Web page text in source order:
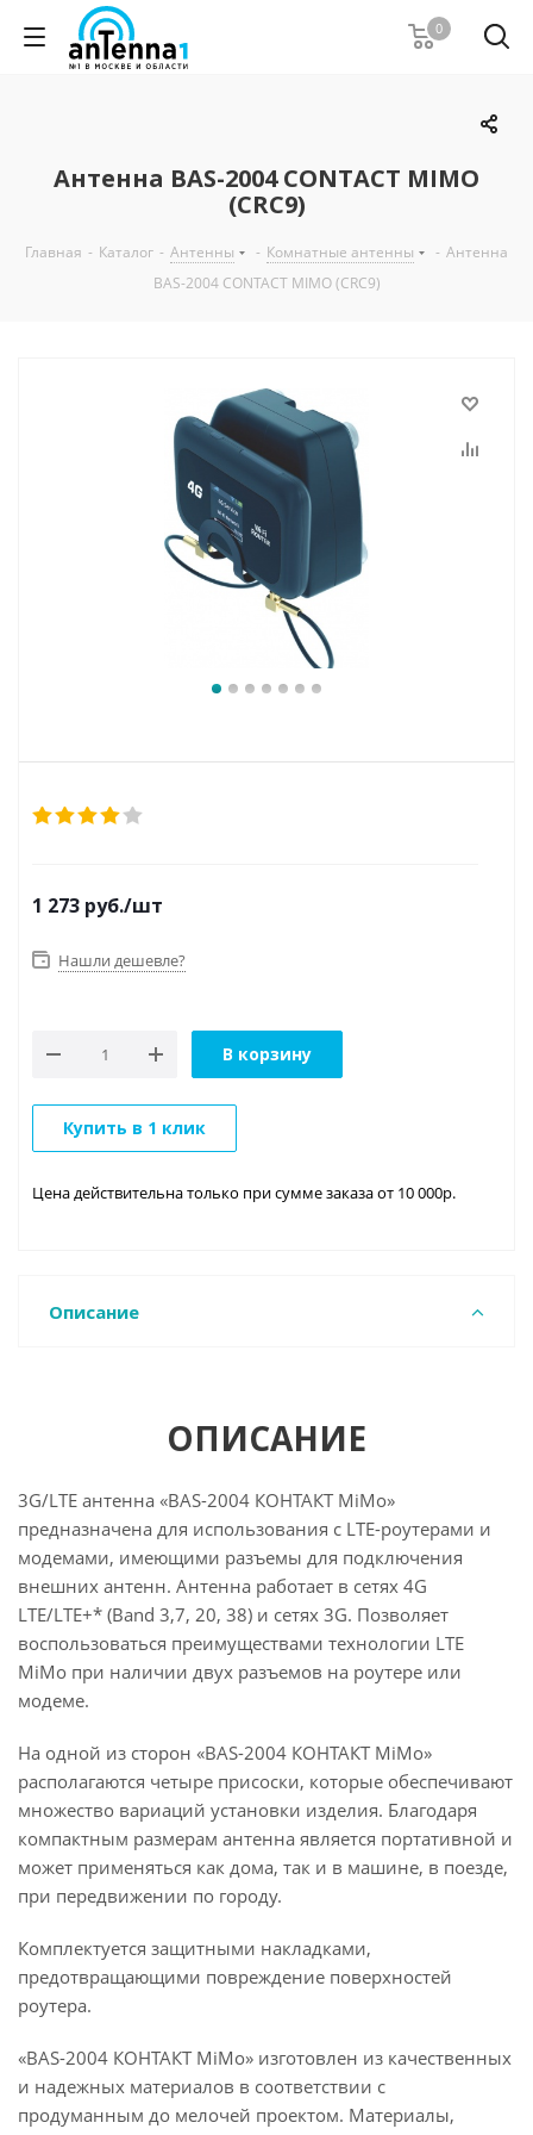
0
Антенна BAS-2004 CONTACT MIMO
(CRC9)
Главная - Каталог - Антенны - Комнатные антенны - Антенна
BAS-2004 CONTACT MIMO (CRC9)
1 273 руб./шт
Нашли дешевле?
В корзину
Купить в 1 клик
Цена действительна только при сумме заказа от 10 000р.
Описание
ОПИСАНИЕ
3G/LTE антенна «BAS-2004 КОНТАКТ MiMo»
предназначена для использования с LTE-роутерами и
модемами, имеющими разъемы для подключения
внешних антенн. Антенна работает в сетях 4G
LTE/LTE+* (Band 3,7, 20, 38) и сетях 3G. Позволяет
воспользоваться преимуществами технологии LTE
MiMo при наличии двух разъемов на роутере или
модеме.
На одной из сторон «BAS-2004 КОНТАКТ MiMo»
располагаются четыре присоски, которые обеспечивают
множество вариаций установки изделия. Благодаря
компактным размерам антенна является портативной и
может применяться как дома, так и в машине, в поезде,
при передвижении по городу.
Комплектуется защитными накладками,
предотвращающими повреждение поверхностей
роутера.
«BAS-2004 КОНТАКТ MiMo» изготовлен из качественных
и надежных материалов в соответствии с
продуманным до мелочей проектом. Материалы,